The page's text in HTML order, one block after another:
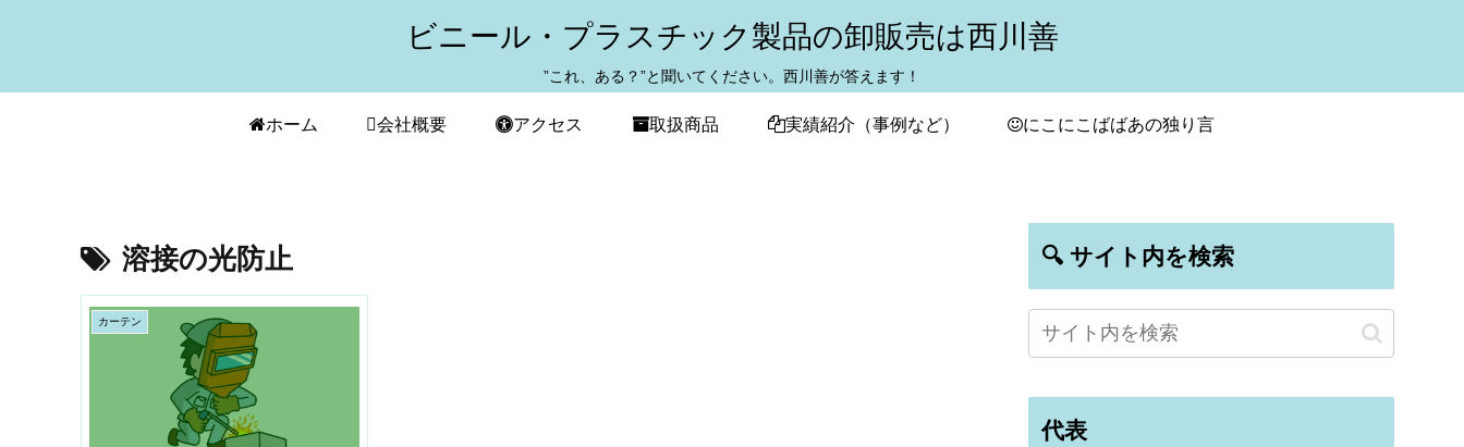
ビニール・プラスチック製品の卸販売は西川善
”これ、ある？”と聞いてください。西川善が答えます！
ホーム 会社概要 アクセス 取扱商品 実績紹介（事例など） にこにこばばあの独り言
溶接の光防止
カーテン
🔍 サイト内を検索
代表